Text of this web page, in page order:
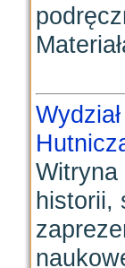
Witryna
historii,